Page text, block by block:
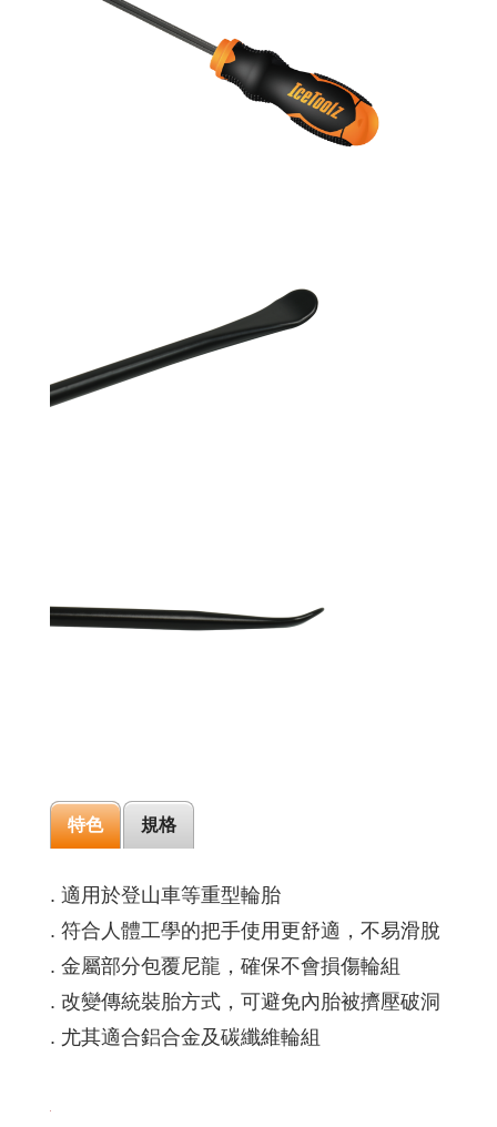
特色 規格
. 適用於登山車等重型輪胎
. 符合人體工學的把手使用更舒適，不易滑脫
. 金屬部分包覆尼龍，確保不會損傷輪組
. 改變傳統裝胎方式，可避免內胎被擠壓破洞
. 尤其適合鋁合金及碳纖維輪組